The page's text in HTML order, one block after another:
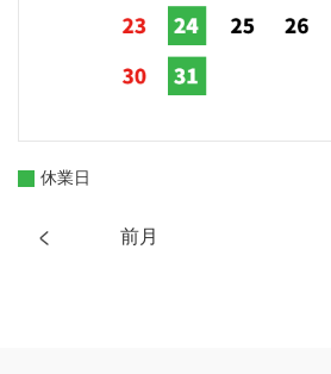
前月
休業日